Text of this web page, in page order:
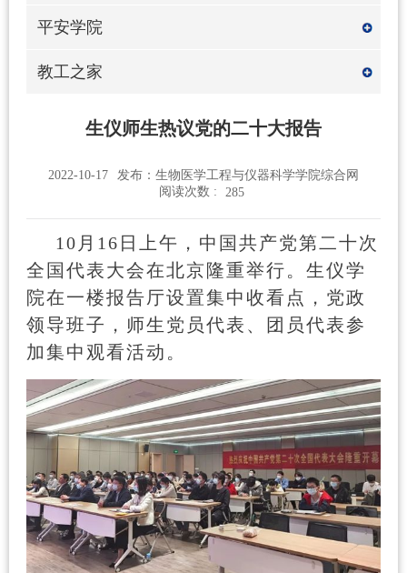
平安学院
教工之家
生仪师生热议党的二十大报告
2022-10-17
发布：生物医学工程与仪器科学学院综合网
阅读次数 :
285
10月16日上午，中国共产党第二十次
全国代表大会在北京隆重举行。生仪学
院在一楼报告厅设置集中收看点，党政
领导班子，师生党员代表、团员代表参
加集中观看活动。